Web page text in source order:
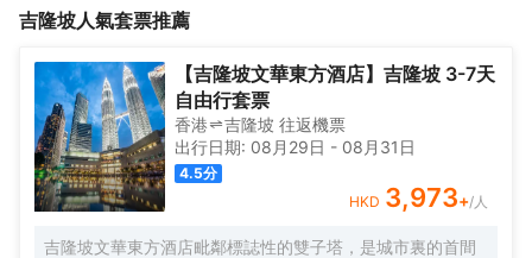
括熨衣設備和衣櫃/衣櫥，滿足您入住需求的同時又能增添家的温馨
水需求。倘若您在忙碌的一天後想在自己的客房內放鬆，提供拖鞋
和24小時熱水的客房浴室是不錯的選擇。</br>酒店提供的健身室
對於那些想要健身的旅客來説是一個好去處。酒店設有24小時前台
諮詢服務，為下榻至此的您提供最貼心的行程安排。
到達安邦公園站，僅有1km距離。包括SS TEAM TRANSPORT、安
會很方便。</br>客房內的所有設施都是經過精心的考慮和安排，包
括熨衣設備和衣櫃/衣櫥，滿足您入住需求的同時又能增添家的温馨
感。服務人員會提前為您準備好電熱水壺和瓶裝水，以滿足您的飲
水需求。倘若您在忙碌的一天後想在自己的客房內放鬆，提供拖鞋
和24小時熱水的客房浴室是不錯的選擇。</br>酒店提供的健身室
對於那些想要健身的旅客來説是一個好去處。酒店設有24小時前台
諮詢服務，為下榻至此的您提供最貼心的行程安排。
吉隆坡人氣套票推薦
【吉隆坡文華東方酒店】吉隆坡 3-7天
自由行套票
香港 吉隆坡 往返機票
出行日期: 08月29日 - 08月31日
4.5分
HKD 3,973+/人
吉隆坡文華東方酒店毗鄰標誌性的雙子塔，是城市裏的首間